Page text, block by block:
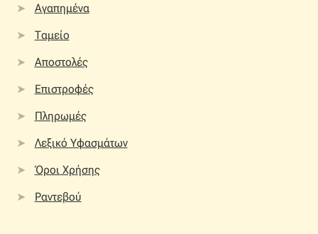
Αγαπημένα
Ταμείο
Αποστολές
Επιστροφές
Πληρωμές
Λεξικό Υφασμάτων
Όροι Χρήσης
Ραντεβού